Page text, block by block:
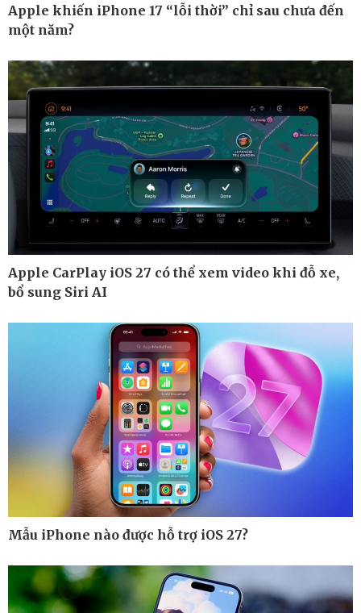
Giá cà phê
Thể thao
Pickleball
Bóng đá quốc tế
Bóng đá Việt Nam
Thế giới thể thao
Lịch thi đấu bóng đá
eSports
Hậu trường
Apple khiến iPhone 17 “lỗi thời” chỉ sau chưa đến
một năm?
Apple CarPlay iOS 27 có thể xem video khi đỗ xe,
bổ sung Siri AI
Mẫu iPhone nào được hỗ trợ iOS 27?